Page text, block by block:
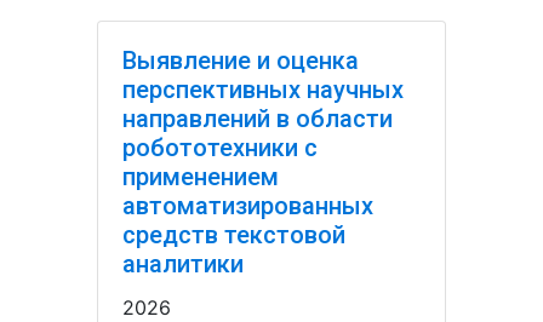
Выявление и оценка
перспективных научных
направлений в области
робототехники с
применением
автоматизированных
средств текстовой
аналитики
2026